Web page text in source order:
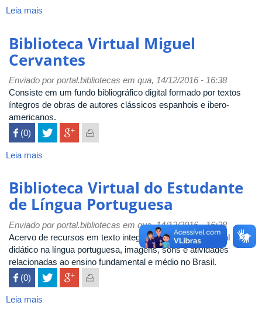
Leia mais
Biblioteca Virtual Miguel
Cervantes
Enviado porportal.bibliotecas em qua, 14/12/2016 - 16:38
Consiste em um fundo bibliográfico digital formado por textos
íntegros de obras de autores clássicos espanhois e ibero-
americanos.
 (0)
Leia mais
Miguel
Cervantes
Biblioteca Virtual do Estudante
de Língua Portuguesa
Enviado porportal.bibliotecas em qua, 14/12/2016 - 16:38
Acervo de recursos em texto integral - literatura e material
didático na língua portuguesa, imagens, sons e atividades
relacionadas ao ensino fundamental e médio no Brasil.
 (0)
Leia mais